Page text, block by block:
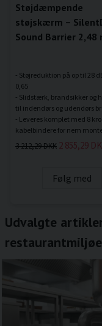
Støjdæmpende
støjskærm –
Sound Barrier 2,48
- Støjreduktion på op til 28
0,65
- Slidstærk, brandsikker og
til indendørs og udendørs
- Leveres komplet med 8
3 212,29 DKK 2 855,29
Følg med
Udvalgte